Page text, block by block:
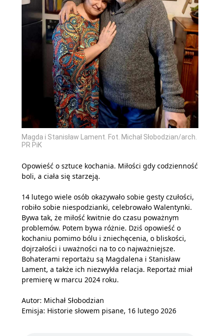
Magda i Stanisław Lament. Fot. Michał Słobodzian/arch.
PR PiK
Opowieść o sztuce kochania. Miłości gdy codzienność
boli, a ciała się starzeją.
14 lutego wiele osób okazywało sobie gesty czułości,
robiło sobie niespodzianki, celebrowało Walentynki.
Bywa tak, że miłość kwitnie do czasu poważnym
problemów. Potem bywa różnie. Dziś opowieść o
kochaniu pomimo bólu i zniechęcenia, o bliskości,
dojrzałości i uważności na to co najważniejsze.
Bohaterami reportażu są Magdalena i Stanisław
Lament, a także ich niezwykła relacja. Reportaż miał
premierę w marcu 2024 roku.
Autor: Michał Słobodzian
Emisja: Historie słowem pisane, 16 lutego 2026